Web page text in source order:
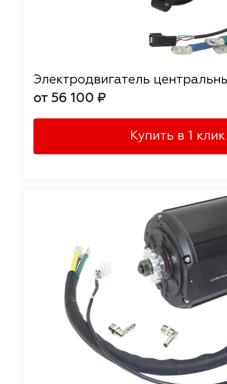
Электродвигатель
от 56 100 ₽
Купить в 1 клик